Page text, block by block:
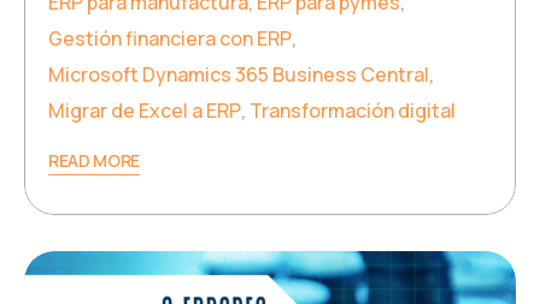
Gestión financiera con ERP,
Microsoft Dynamics 365 Business Central,
Migrar de Excel a ERP, Transformación digital
READ MORE